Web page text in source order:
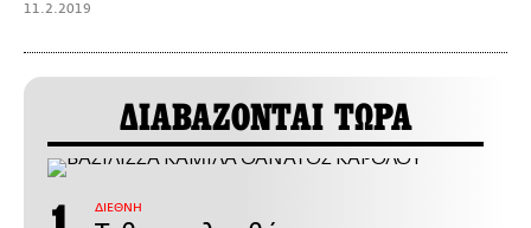
11.2.2019
ΔΙΑΒΑΖΟΝΤΑΙ ΤΩΡΑ
ΔΙΕΘΝΗ